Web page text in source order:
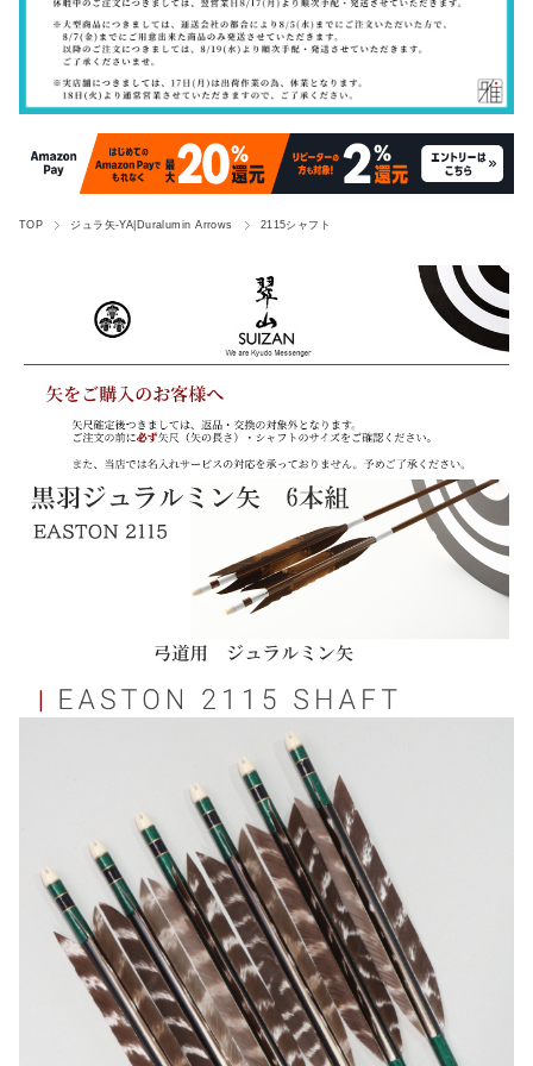
TOP ジュラ矢-YA|Duralumin Arrows 2115シャフト